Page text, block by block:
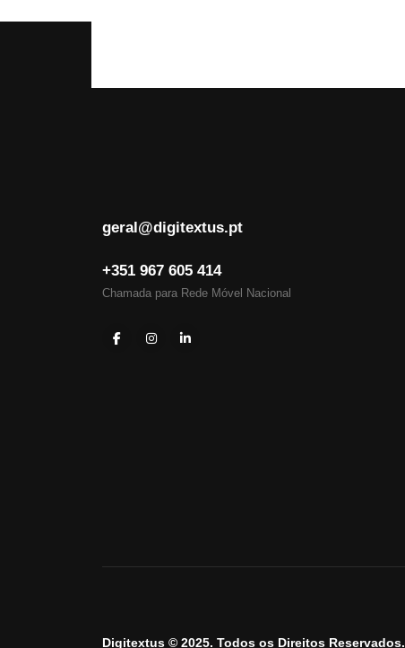
geral@digitextus.pt
+351 967 605 414
Chamada para Rede Móvel Nacional
Digitextus © 2025. Todos os Direitos Reservados.